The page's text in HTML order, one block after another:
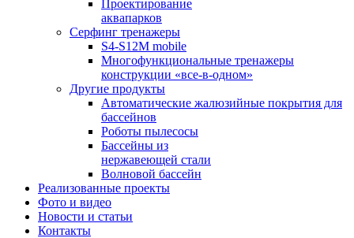
Проектирование
аквапарков
Серфинг тренажеры
S4-S12M mobile
Многофункциональные тренажеры
конструкции «все-в-одном»
Другие продукты
Автоматические жалюзийные покрытия для
бассейнов
Роботы пылесосы
Бассейны из
нержавеющей стали
Волновой бассейн
Реализованные проекты
Фото и видео
Новости и статьи
Контакты